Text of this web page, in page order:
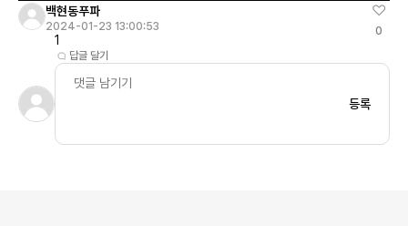
백현동푸파
2024-01-23 13:00:53
1
답글 달기
0
등록